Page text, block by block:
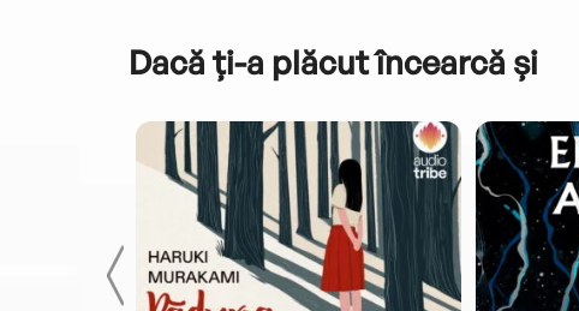
Dacă ți-a plăcut încearcă și